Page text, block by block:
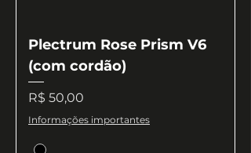
Plectrum Rose Prism V6
(com cordão)
Preço
R$ 50,00
Informações importantes